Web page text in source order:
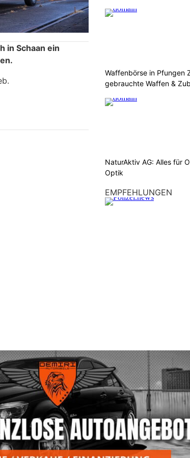
in Schaan ein
Waffenbörse in Pfungen
gebrauchte Waffen &
NaturAktiv AG: Alles für
Optik
EMPFEHLUNGEN